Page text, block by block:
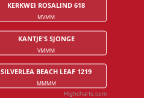
KERKWEI ROSALIND 618
MVMM
KANTJE'S SJONGE
VMMM
SILVERLEA BEACH LEAF 1219
MMMM
Highcharts.com